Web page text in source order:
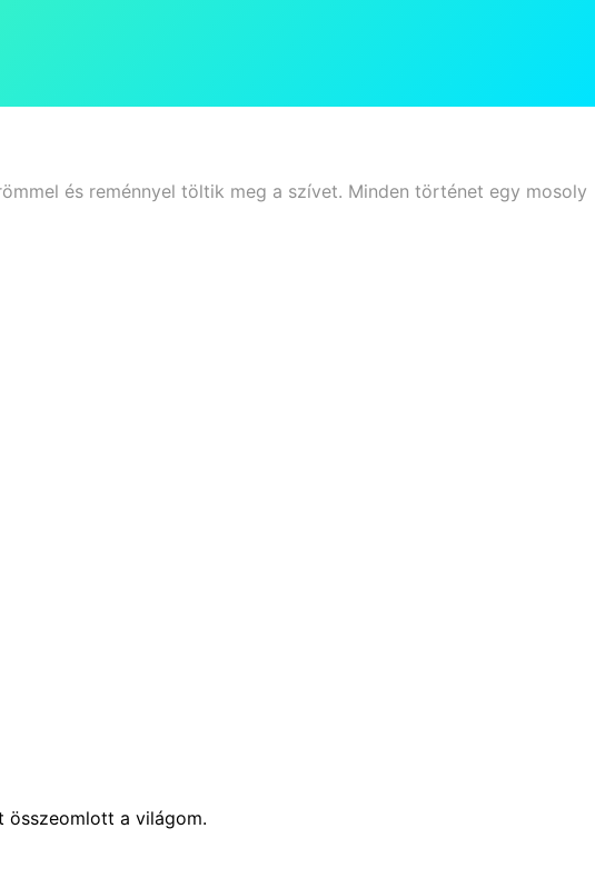
és reménnyel töltik meg a szívet. Minden történet egy mosoly
összeomlott a világom.